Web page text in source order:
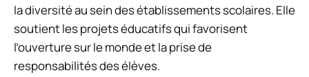
la diversité au sein des établissements scolaires. Elle
soutient les projets éducatifs qui favorisent
l’ouverture sur le monde et la prise de
responsabilités des élèves.